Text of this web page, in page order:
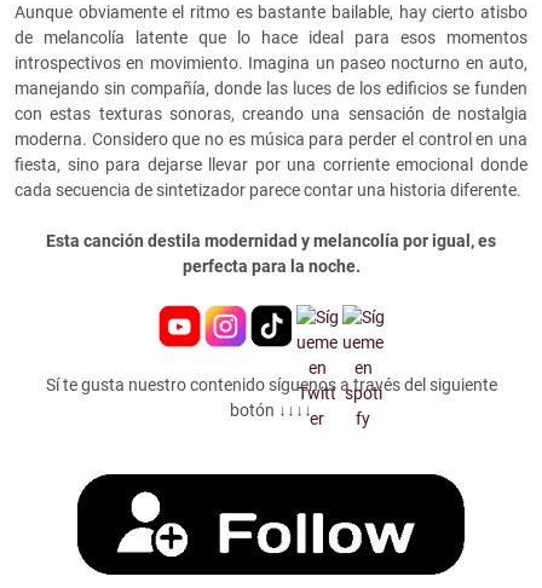
Aunque obviamente el ritmo es bastante bailable, hay cierto atisbo
de melancolía latente que lo hace ideal para esos momentos
introspectivos en movimiento. Imagina un paseo nocturno en auto,
manejando sin compañía, donde las luces de los edificios se funden
con estas texturas sonoras, creando una sensación de nostalgia
moderna. Considero que no es música para perder el control en una
fiesta, sino para dejarse llevar por una corriente emocional donde
cada secuencia de sintetizador parece contar una historia diferente.
Esta canción destila modernidad y melancolía por igual, es
perfecta para la noche.
Sí te gusta nuestro contenido síguenos a través del siguiente
botón ↓↓↓↓